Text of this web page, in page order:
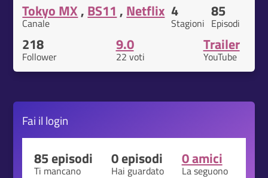
Tokyo MX, BS11 , Netflix
Canale
4
Stagioni
85
Episodi
218
Follower
9.0
22 voti
Trailer
YouTube
Fai il login
85 episodi
Ti mancano
0 episodi
Hai guardato
0 amici
La seguono